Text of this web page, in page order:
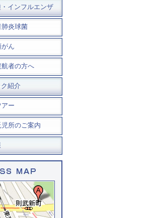
インフルエンザ
肺炎球菌
ん
航者の方へ
紹介
アー
所のご案内